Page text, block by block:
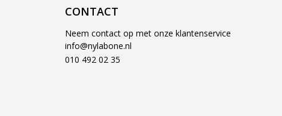
CONTACT
Neem contact op met onze klantenservice
info@nylabone.nl
010 492 02 35